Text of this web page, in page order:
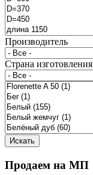
Производитель
Страна изготовления
Продаем на МП